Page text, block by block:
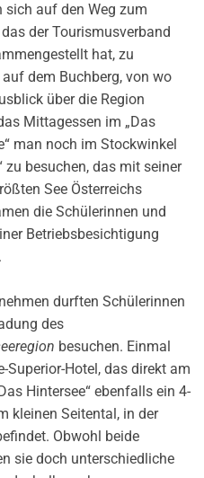
auf den Weg zum
der Tourismusverband
hat, zu
dem Buchberg, von wo
über die Region
Mittagessen im „Das
man noch im Stockwinkel
zu besuchen, das mit seiner
See Österreichs
die Schülerinnen und
Betriebsbesichtigung
durften Schülerinnen
des
besuchen. Einmal
Superior-Hotel, das direkt am
Hintersee“ ebenfalls ein 4-
kleinen Seitental, in der
Obwohl beide
sie doch unterschiedliche